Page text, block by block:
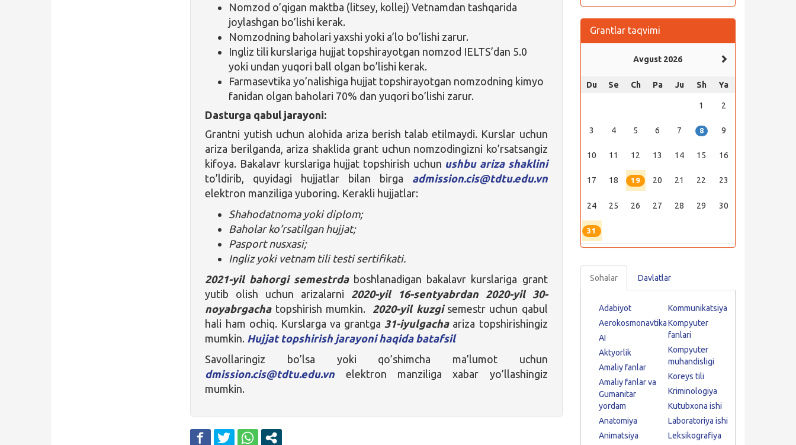
Nomzod o’qigan maktba (litsey, kollej) Vetnamdan tashqarida
joylashgan bo’lishi kerak.
Nomzodning baholari yaxshi yoki a’lo bo’lishi zarur.
Ingliz tili kurslariga hujjat topshirayotgan nomzod IELTS’dan 5.0
yoki undan yuqori ball olgan bo’lishi kerak.
Farmasevtika yo’nalishiga hujjat topshirayotgan nomzodning kimyo
fanidan olgan baholari 70% dan yuqori bo’lishi zarur.
Dasturga qabul jarayoni:
Grantni yutish uchun alohida ariza berish talab etilmaydi. Kurslar uchun
ariza berilganda, ariza shaklida grant uchun nomzodingizni ko’rsatsangiz
kifoya. Bakalavr kurslariga hujjat topshirish uchun ushbu ariza shaklini
to’ldirib, quyidagi hujjatlar bilan birga admission.cis@tdtu.edu.vn
elektron manziliga yuboring. Kerakli hujjatlar:
Shahodatnoma yoki diplom;
Baholar ko’rsatilgan hujjat;
Pasport nusxasi;
Ingliz yoki vetnam tili testi sertifikati.
2021-yil bahorgi semestrdaboshlanadigan bakalavr kurslariga grant
yutib olish uchun arizalarni 2020-yil 16-sentyabrdan
2020-yil 30-
noyabrgachatopshirish mumkin. 2020-yil kuzgisemestr uchun qabul
hali ham ochiq. Kurslarga va grantga 31-iyulgacha ariza topshirishingiz
mumkin. Hujjat topshirish jarayoni haqida batafsil
Savollaringiz bo’lsa yoki qo’shimcha ma’lumot uchun
dmission.cis@tdtu.edu.vn elektron manziliga xabar yo’llashingiz
mumkin.
Grantlar taqvimi
Avgust 2026
Du Se Ch Pa Ju Sh Ya
1 2
3 4 5 6 7 8 9
10 11 12 13 14 15 16
17 18 19 20 21 22 23
24 25 26 27 28 29 30
31
Sohalar Davlatlar
Adabiyot
Aerokosmonavtika
AI
Aktyorlik
Amaliy fanlar
Amaliy fanlar va
Gumanitar
yordam
Anatomiya
Animatsiya
Kommunikatsiya
Kompyuter
fanlari
Kompyuter
muhandisligi
Koreys tili
Kriminologiya
Kutubxona ishi
Laboratoriya ishi
Leksikografiya